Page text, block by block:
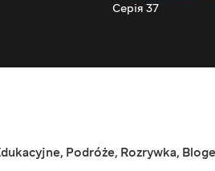
Серія 37
, Podróże, Rozrywka,